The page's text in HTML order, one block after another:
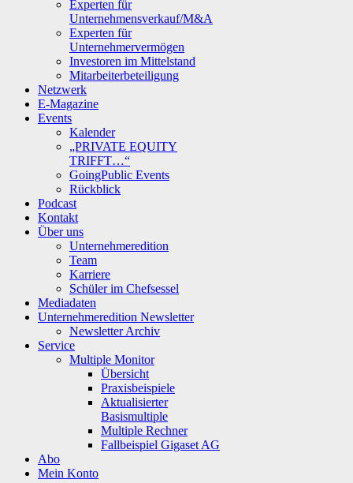
Experten für
Unternehmensverkauf/M&A
Experten für
Unternehmervermögen
Investoren im Mittelstand
Mitarbeiterbeteiligung
Netzwerk
E-Magazine
Events
Kalender
„PRIVATE EQUITY
TRIFFT…“
GoingPublic Events
Rückblick
Podcast
Kontakt
Über uns
Unternehmeredition
Team
Karriere
Schüler im Chefsessel
Mediadaten
Unternehmeredition Newsletter
Newsletter Archiv
Service
Multiple Monitor
Übersicht
Praxisbeispiele
Aktualisierter
Basismultiple
Multiple Rechner
Fallbeispiel Gigaset AG
Abo
Mein Konto